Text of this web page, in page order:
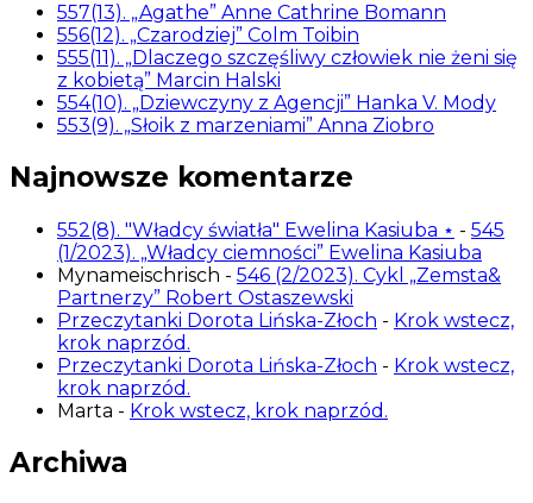
557(13). „Agathe” Anne Cathrine Bomann
556(12). „Czarodziej” Colm Toibin
555(11). „Dlaczego szczęśliwy człowiek nie żeni się
z kobietą” Marcin Halski
554(10). „Dziewczyny z Agencji” Hanka V. Mody
553(9). „Słoik z marzeniami” Anna Ziobro
Najnowsze komentarze
552(8). "Władcy światła" Ewelina Kasiuba ⋆ - 545
(1/2023). „Władcy ciemności” Ewelina Kasiuba
Mynameischrisch - 546 (2/2023). Cykl „Zemsta&
Partnerzy” Robert Ostaszewski
Przeczytanki Dorota Lińska-Złoch - Krok wstecz,
krok naprzód.
Przeczytanki Dorota Lińska-Złoch - Krok wstecz,
krok naprzód.
Marta - Krok wstecz, krok naprzód.
Archiwa